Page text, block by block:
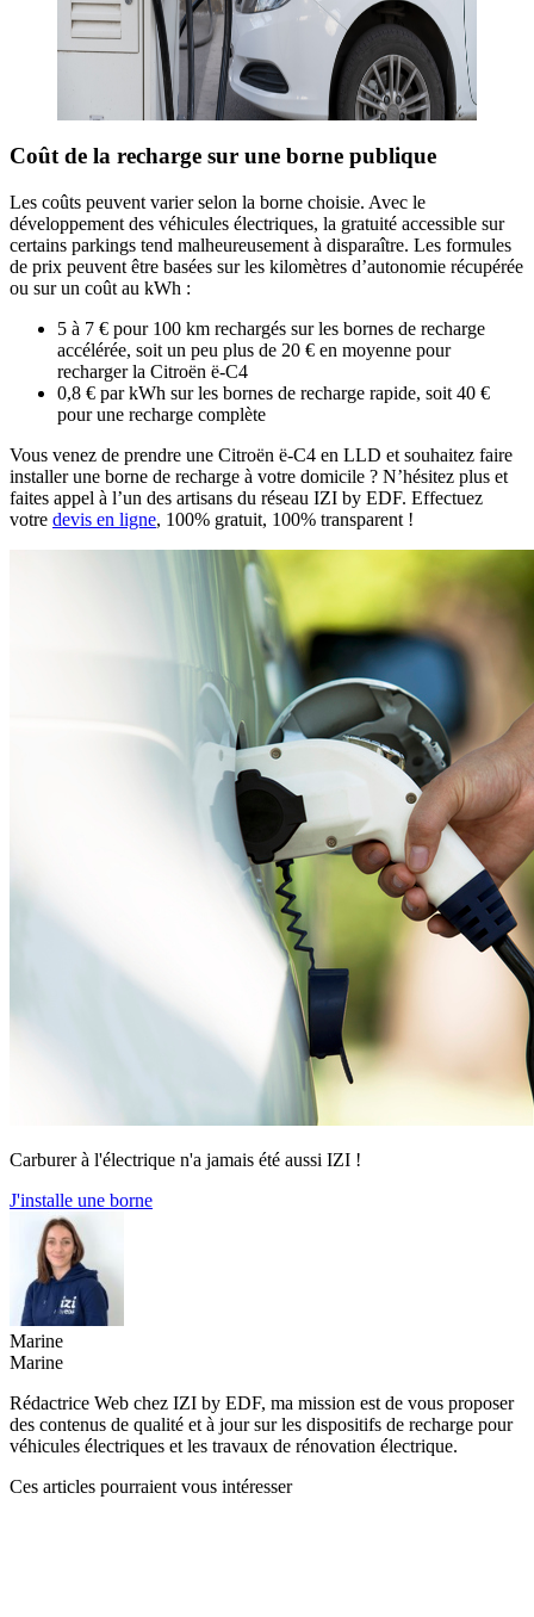
Coût de la recharge sur une borne publique
Les coûts peuvent varier selon la borne choisie. Avec le
développement des véhicules électriques, la gratuité accessible sur
certains parkings tend malheureusement à disparaître. Les formules
de prix peuvent être basées sur les kilomètres d’autonomie récupérée
ou sur un coût au kWh :
5 à 7 € pour 100 km rechargés sur les bornes de recharge
accélérée, soit un peu plus de 20 € en moyenne pour
recharger la Citroën ë-C4
0,8 € par kWh sur les bornes de recharge rapide, soit 40 €
pour une recharge complète
Vous venez de prendre une Citroën ë-C4 en LLD et souhaitez faire
installer une borne de recharge à votre domicile ? N’hésitez plus et
faites appel à l’un des artisans du réseau IZI by EDF. Effectuez
votre devis en ligne, 100% gratuit, 100% transparent !
Carburer à l'électrique n'a jamais été aussi IZI !
J'installe une borne
Marine
Marine
Rédactrice Web chez IZI by EDF, ma mission est de vous proposer
des contenus de qualité et à jour sur les dispositifs de recharge pour
véhicules électriques et les travaux de rénovation électrique.
Ces articles pourraient vous intéresser